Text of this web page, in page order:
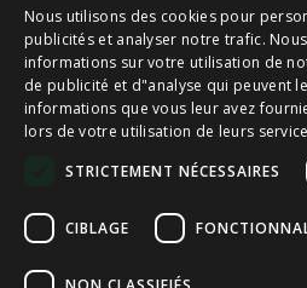
Nous utilisons des cookies pour
publicités et analyser notre trafic.
informations sur votre utilisation de
de publicité et d"analyse qui peuvent
informations que vous leur avez
lors de votre utilisation de leurs
STRICTEMENT NÉCESSAIRES
CIBLAGE